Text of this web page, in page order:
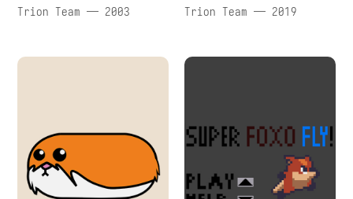
Trion Team — 2003 Trion Team — 2019